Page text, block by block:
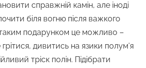
справжній камін, але іноді
біля вогню після важкого
подарунком це можливо –
дивитись на язики полум’я
тріск полін. Підібрати